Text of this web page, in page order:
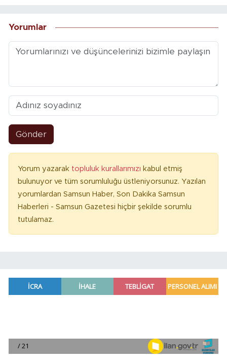
Yorumlar
Gönder
Yorum yazarak topluluk kurallarımızı kabul etmiş
bulunuyor ve tüm sorumluluğu üstleniyorsunuz. Yazılan
yorumlardan Samsun Haber, Son Dakika Samsun
Haberleri - Samsun Gazetesi hiçbir şekilde sorumlu
tutulamaz.